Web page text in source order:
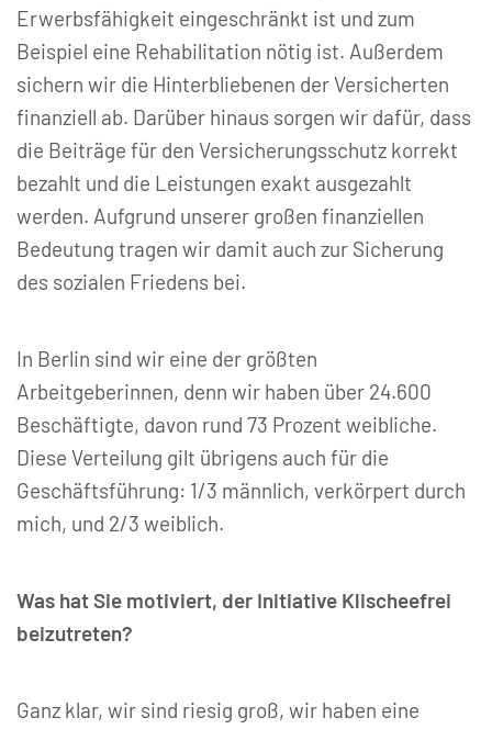
Erwerbsfähigkeit eingeschränkt ist und zum
Beispiel eine Rehabilitation nötig ist. Außerdem
sichern wir die Hinterbliebenen der Versicherten
finanziell ab. Darüber hinaus sorgen wir dafür, dass
die Beiträge für den Versicherungsschutz korrekt
bezahlt und die Leistungen exakt ausgezahlt
werden. Aufgrund unserer großen finanziellen
Bedeutung tragen wir damit auch zur Sicherung
des sozialen Friedens bei.
In Berlin sind wir eine der größten
Arbeitgeberinnen, denn wir haben über 24.600
Beschäftigte, davon rund 73 Prozent weibliche.
Diese Verteilung gilt übrigens auch für die
Geschäftsführung: 1/3 männlich, verkörpert durch
mich, und 2/3 weiblich.
Was hat Sie motiviert, der Initiative Klischeefrei
beizutreten?
Ganz klar, wir sind riesig groß, wir haben eine